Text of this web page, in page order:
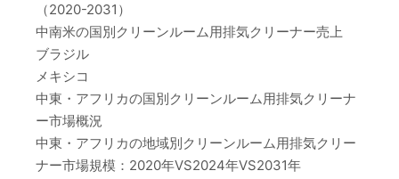
（2020-2031）
中南米の国別クリーンルーム用排気クリーナー売上
ブラジル
メキシコ
中東・アフリカの国別クリーンルーム用排気クリーナ
ー市場概況
中東・アフリカの地域別クリーンルーム用排気クリー
ナー市場規模：2020年VS2024年VS2031年